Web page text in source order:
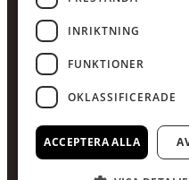
559375-8161
Swishnummer
123-615 05 28
Producerad av
INRIKTNING
FUNKTIONER
OKLASSIFICERADE
ACCEPTERA ALLA